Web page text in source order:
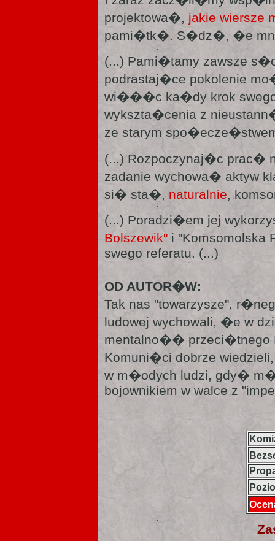
projektowa�, jakie wiersze
pami�tk�. S�dz�, �e
(...) Pami�tamy zawsze
podrastaj�ce pokolenie
wi���c ka�dy krok
wykszta�cenia z
ze starym
(...) Rozpoczynaj�c prac�
zadanie wychowa� aktyw
si� sta�, naturalnie,
(...) Poradzi�em jej
Bolszewik" i "Komsomolska
swego referatu. (...)
OD AUTOR�W:
Tak nas "towarzysze",
ludowej wychowali, �e w
mentalno�� przeci�tnego
Komuni�ci dobrze
w m�odych ludzi, gdy�
bojownikiem w walce z